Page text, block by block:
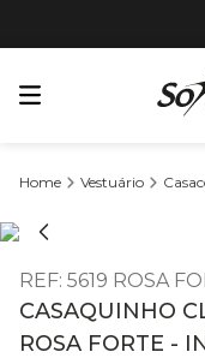
Vestuário
REF: 5619 ROSA
CASAQUINHO
ROSA FORTE -